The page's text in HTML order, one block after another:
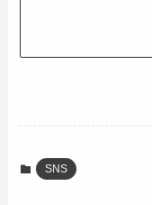
SNS